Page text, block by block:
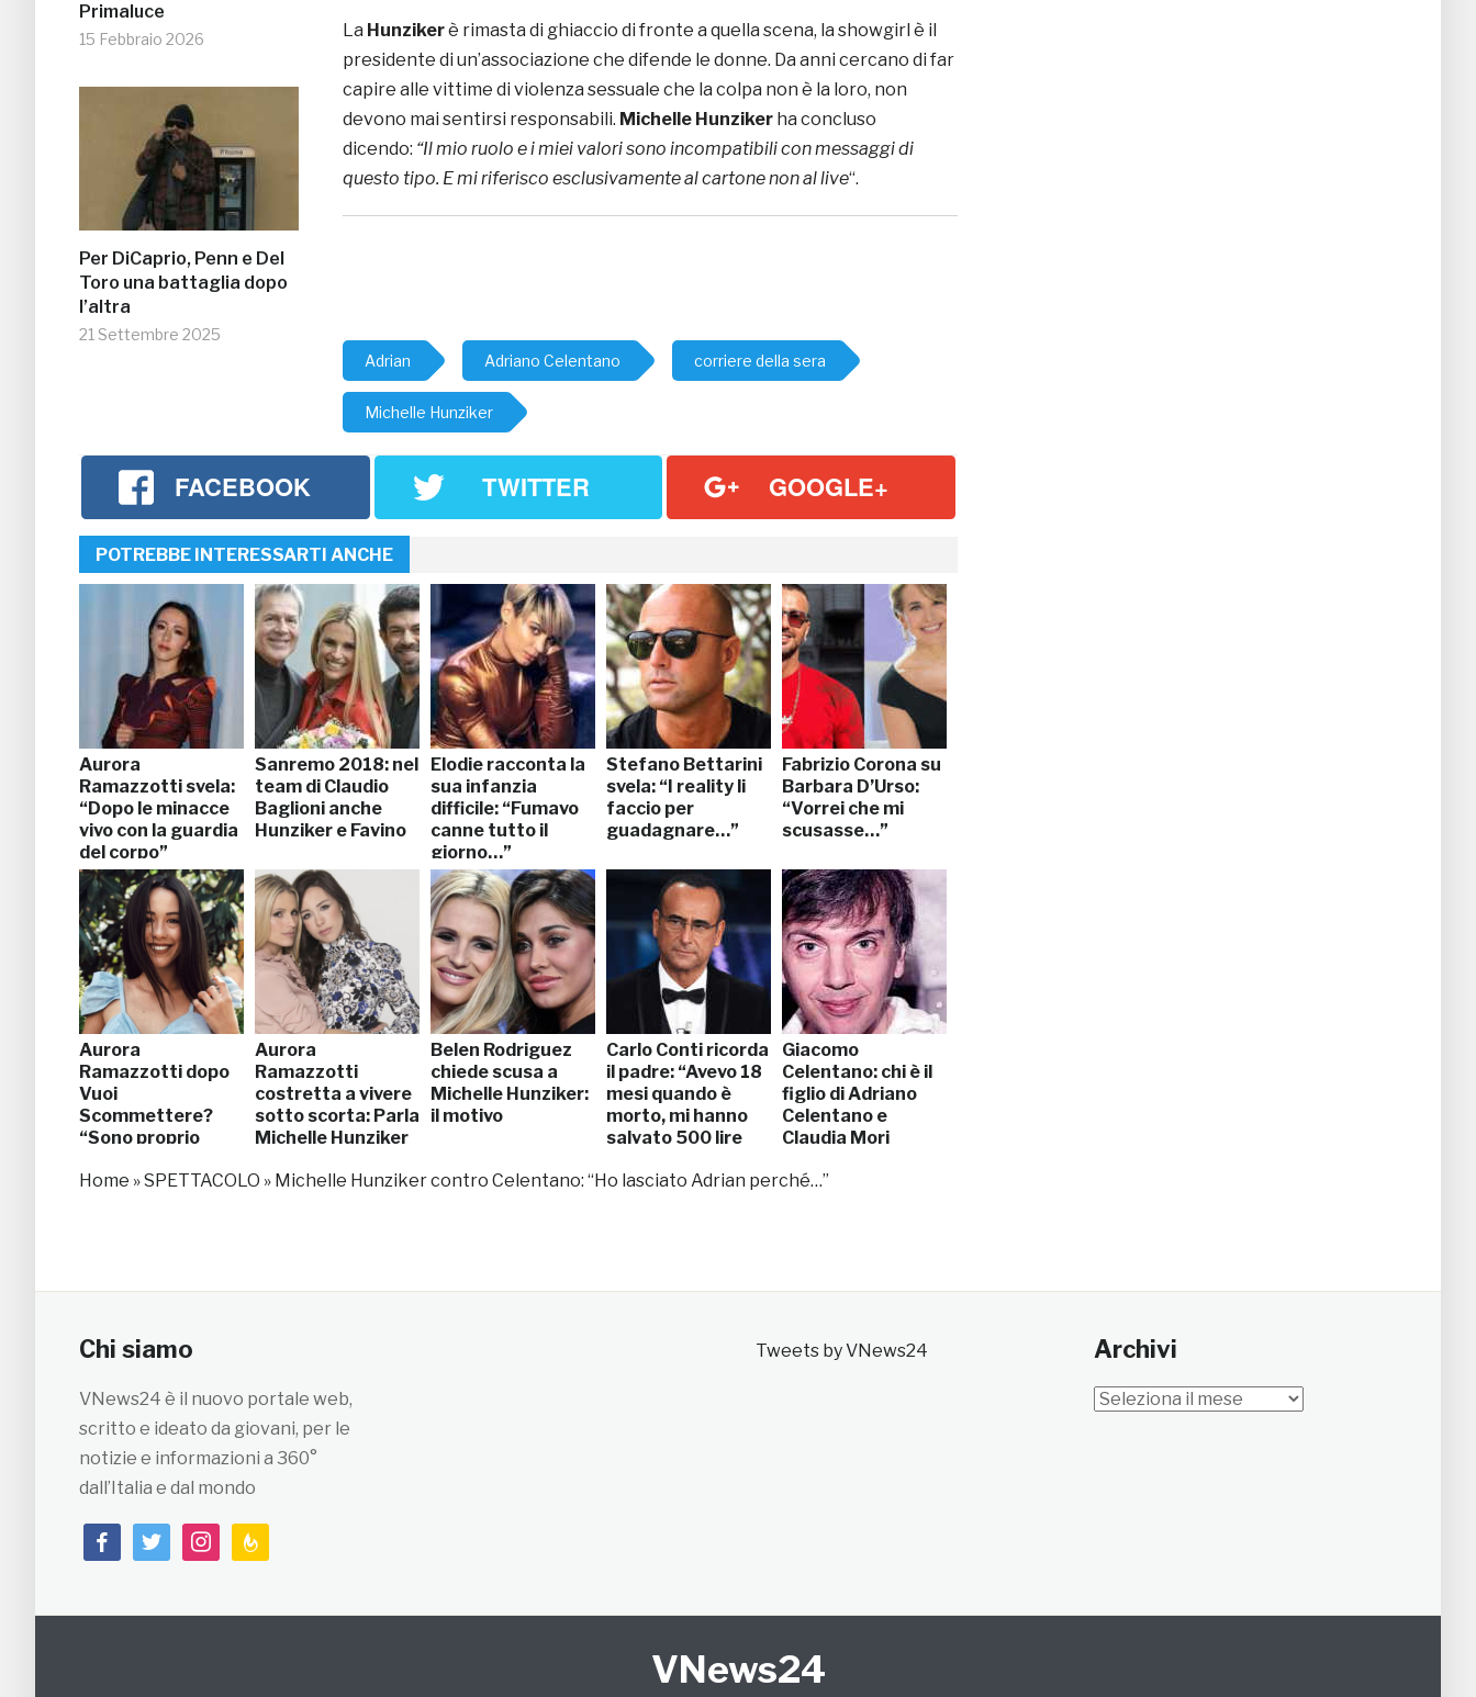
Primaluce
15 Febbraio 2026
Per DiCaprio, Penn e Del
Toro una battaglia dopo
l’altra
21 Settembre 2025
La Hunzikerè rimasta di ghiaccio di fronte a quella scena, la showgirl è il
presidente di un’associazione che difende le donne. Da anni cercano di far
capire alle vittime di violenza sessuale che la colpa non è la loro, non
devono mai sentirsi responsabili. Michelle Hunziker ha concluso
dicendo: “Il mio ruolo e i miei valori sono incompatibili con messaggi di
questo tipo. E mi riferisco esclusivamente al cartone non al live“.
Adrian Adriano Celentano corriere della sera
Michelle Hunziker
FACEBOOK TWITTER GOOGLE+
POTREBBE INTERESSARTI ANCHE
Aurora
Ramazzotti svela:
“Dopo le minacce
vivo con la guardia
del corpo”
Sanremo 2018: nel
team di Claudio
Baglioni anche
Hunziker e Favino
Elodie racconta la
sua infanzia
difficile: “Fumavo
canne tutto il
giorno…”
Stefano Bettarini
svela: “I reality li
faccio per
guadagnare…”
Fabrizio Corona su
Barbara D’Urso:
“Vorrei che mi
scusasse…”
Aurora
Ramazzotti dopo
Vuoi
Scommettere?
“Sono proprio
Aurora
Ramazzotti
costretta a vivere
sotto scorta: Parla
Michelle Hunziker
Belen Rodriguez
chiede scusa a
Michelle Hunziker:
il motivo
Carlo Conti ricorda
il padre: “Avevo 18
mesi quando è
morto, mi hanno
salvato 500 lire
Giacomo
Celentano: chi è il
figlio di Adriano
Celentano e
Claudia Mori
Home »SPETTACOLO » Michelle Hunziker contro Celentano: “Ho lasciato Adrian perché…”
Chi siamo
VNews24 è il nuovo portale web,
scritto e ideato da giovani, per le
notizie e informazioni a 360°
dall’Italia e dal mondo
facebooktwitterinstagramfeedburner
Tweets by VNews24 Archivi
Archivi
VNews24